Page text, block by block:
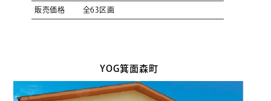
販売価格 全63区画
YOG箕面森町